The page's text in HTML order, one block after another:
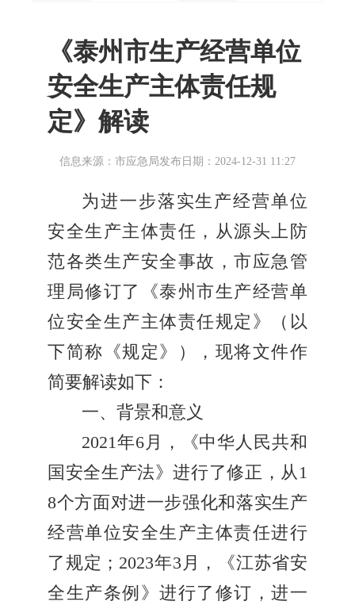
《泰州市生产经营单位
安全生产主体责任规
定》解读
信息来源：市应急局发布日期：2024-12-31 11:27
为进一步落实生产经营单位
安全生产主体责任，从源头上防
范各类生产安全事故，市应急管
理局修订了《泰州市生产经营单
位安全生产主体责任规定》（以
下简称《规定》），现将文件作
简要解读如下：
一、背景和意义
2021年6月，《中华人民共和
国安全生产法》进行了修正，从1
8个方面对进一步强化和落实生产
经营单位安全生产主体责任进行
了规定；2023年3月，《江苏省安
全生产条例》进行了修订，进一